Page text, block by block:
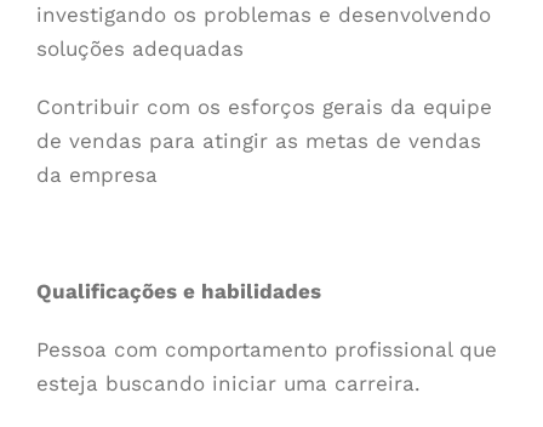
investigando os problemas e desenvolvendo
soluções adequadas
Contribuir com os esforços gerais da equipe
de vendas para atingir as metas de vendas
da empresa
Qualificações e habilidades
Pessoa com comportamento profissional que
esteja buscando iniciar uma carreira.